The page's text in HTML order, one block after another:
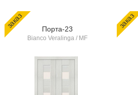
заказ Порта-23
Bianco Veralinga / MF
заказ